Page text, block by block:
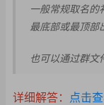
一般常规取名的
最底部或最顶部
也可以通过群文
详细解答： 点击